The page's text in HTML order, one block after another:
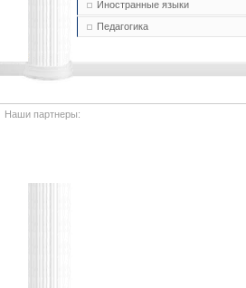
Иностранные языки
Педагогика
Наши партнеры: